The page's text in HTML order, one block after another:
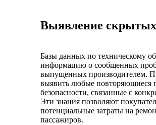
Выявление
Базы данных по техническому
информацию о сообщенных
выпущенных производителем.
выявить любые повторяющиеся
безопасности, связанные с
Эти знания позволяют
потенциальные затраты на
пассажиров.